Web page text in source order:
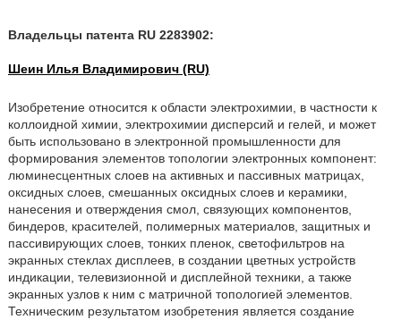
Владельцы патента RU 2283902:
Шеин Илья Владимирович (RU)
Изобретение относится к области электрохимии, в частности к
коллоидной химии, электрохимии дисперсий и гелей, и может
быть использовано в электронной промышленности для
формирования элементов топологии электронных компонент:
люминесцентных слоев на активных и пассивных матрицах,
оксидных слоев, смешанных оксидных слоев и керамики,
нанесения и отверждения смол, связующих компонентов,
биндеров, красителей, полимерных материалов, защитных и
пассивирующих слоев, тонких пленок, светофильтров на
экранных стеклах дисплеев, в создании цветных устройств
индикации, телевизионной и дисплейной техники, а также
экранных узлов к ним с матричной топологией элементов.
Техническим результатом изобретения является создание